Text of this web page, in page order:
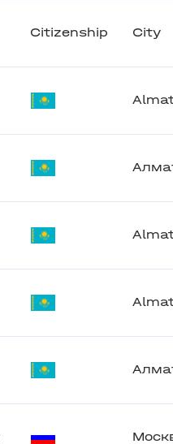
Citizenship City